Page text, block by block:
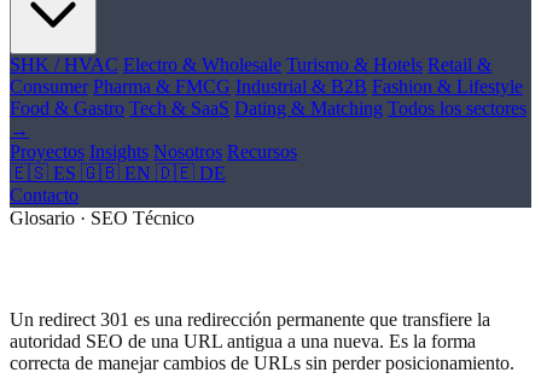
SHK / HVAC Electro & Wholesale Turismo & Hotels Retail &
Consumer Pharma & FMCG Industrial & B2B Fashion & Lifestyle
Food & Gastro Tech & SaaS Dating & Matching Todos los sectores
→
Proyectos Insights Nosotros Recursos
🇪🇸 ES 🇬🇧 EN 🇩🇪 DE
Contacto
Glosario · SEO Técnico
Un redirect 301 es una redirección permanente que transfiere la
autoridad SEO de una URL antigua a una nueva. Es la forma
correcta de manejar cambios de URLs sin perder posicionamiento.